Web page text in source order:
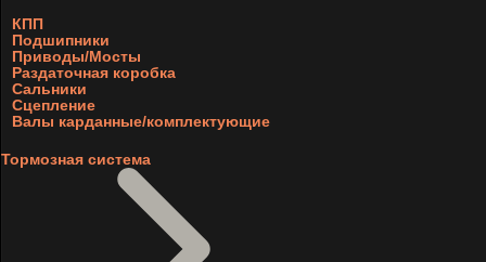
КПП
Подшипники
Приводы/Мосты
Раздаточная коробка
Сальники
Сцепление
Валы карданные/комплектующие
Тормозная система